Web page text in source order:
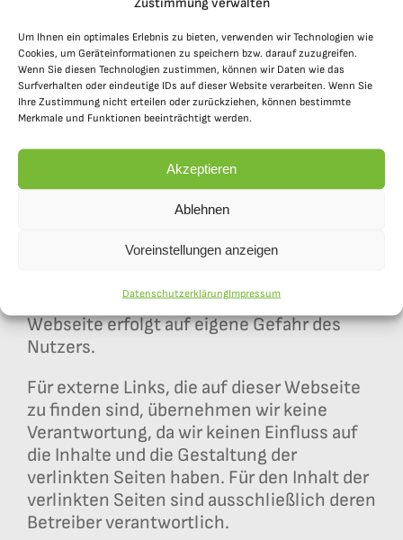
Um Ihnen ein optimales Erlebnis zu bieten, verwenden wir Technologien wie
Cookies, um Geräteinformationen zu speichern bzw. darauf zuzugreifen.
Wenn Sie diesen Technologien zustimmen, können wir Daten wie das
Surfverhalten oder eindeutige IDs auf dieser Website verarbeiten. Wenn Sie
Ihre Zustimmung nicht erteilen oder zurückziehen, können bestimmte
Merkmale und Funktionen beeinträchtigt werden.
Akzeptieren
Ablehnen
Voreinstellungen anzeigen
DatenschutzerklärungImpressum
Telefon 09602/79-0, Telefax 09602/79-
1166, E-Mail: poststelle@neustadt.de
Vertreten durch Herrn Landrat Andreas
Meier
Haftungsausschluss
Die Inhalte dieser Webseite wurden mit
Richtigkeit, Vollständigkeit und Aktualität
Haftung. Die Nutzung der Inhalte der
Webseite erfolgt auf eigene Gefahr des
Nutzers.
Für externe Links, die auf dieser Webseite
zu finden sind, übernehmen wir keine
Verantwortung, da wir keinen Einfluss auf
die Inhalte und die Gestaltung der
verlinkten Seiten haben. Für den Inhalt der
verlinkten Seiten sind ausschließlich deren
Betreiber verantwortlich.